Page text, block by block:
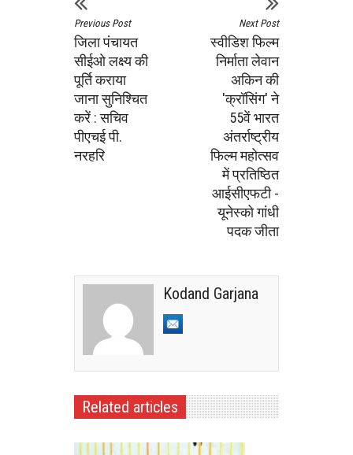
Previous Post
जिला पंचायत
सीईओ लक्ष्य की
पूर्ति कराया
जाना सुनिश्चित
करें : सचिव
पीएचई पी.
नरहरि
Next Post
स्वीडिश फिल्म
निर्माता लेवान
अकिन की
'क्रॉसिंग' ने
55वें भारत
अंतर्राष्ट्रीय
फिल्म महोत्सव
में प्रतिष्ठित
आईसीएफटी -
यूनेस्को गांधी
पदक जीता
Kodand Garjana
Related articles